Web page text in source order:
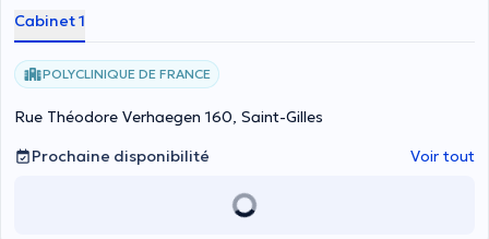
Cabinet 1
POLYCLINIQUE DE FRANCE
Rue Théodore Verhaegen 160, Saint-Gilles
Prochaine disponibilité
Voir tout